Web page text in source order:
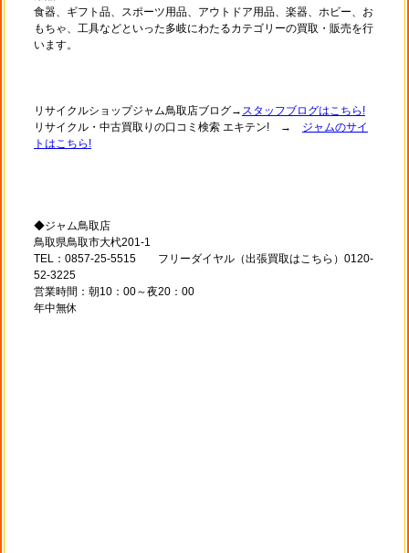
食器、ギフト品、スポーツ用品、アウトドア用品、楽器、ホビー、お
もちゃ、工具などといった多岐にわたるカテゴリーの買取・販売を行
います。
リサイクルショップジャム鳥取店ブログ→ スタッフブログはこちら!
リサイクル・中古買取りの口コミ検索 エキテン! → ジャムのサイ
トはこちら!
◆ジャム鳥取店
鳥取県鳥取市大杙201-1
TEL：0857-25-5515 フリーダイヤル（出張買取はこちら）0120-
52-3225
営業時間：朝10：00～夜20：00
年中無休